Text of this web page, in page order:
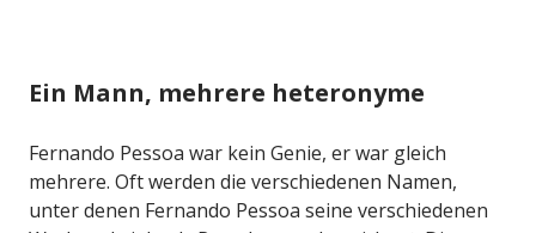
Ein Mann, mehrere heteronyme
Fernando Pessoa war kein Genie, er war gleich
mehrere. Oft werden die verschiedenen Namen,
unter denen Fernando Pessoa seine verschiedenen